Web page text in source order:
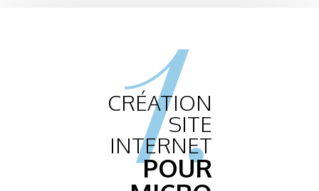
1.
CRÉATION
SITE
INTERNET
POUR